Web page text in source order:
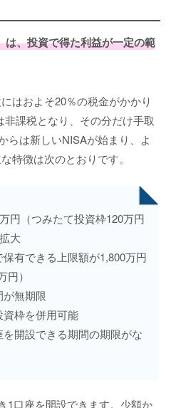
、投資で得た利益が一定の範
はおよそ20％の税金がかかり
課税となり、その分だけ手取
らは新しいNISAが始まり、よ
特徴は次のとおりです。
円（つみたて投資枠120万円
大
有できる上限額が1,800万円
円）
が無期限
資枠を併用可能
を開設できる期間の期限がな
1口座を開設できます。少額か